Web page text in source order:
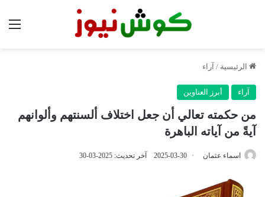
الرئيسية / آراء
آراء أبرز العناوين
من حكمته تعالي أن جعل اختلاف ألسنتهم وألوانهم
آيةً من آياته الباهرة
اسماء عثمان 2025-03-30 آخر تحديث: 2025-03-30